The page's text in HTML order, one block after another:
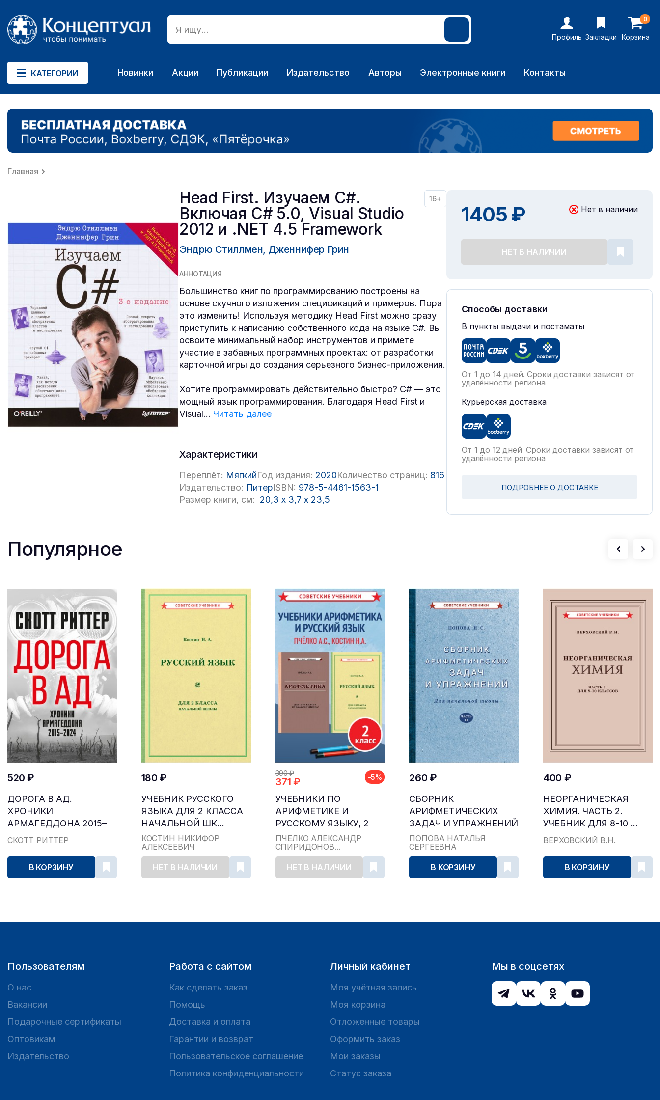
Профиль Закладки
0
Корзина
КАТЕГОРИИ Новинки Акции Публикации Издательство Авторы Электронные книги Контакты
Главная
Head First. Изучаем C#.
Включая C# 5.0, Visual Studio
2012 и .NET 4.5 Framework
16+
Эндрю Стиллмен, Дженнифер Грин
АННОТАЦИЯ
Большинство книг по программированию построены на
основе скучного изложения спецификаций и примеров. Пора
это изменить! Используя методику Head First можно сразу
приступить к написанию собственного кода на языке C#. Вы
освоите минимальный набор инструментов и примете
участие в забавных программных проектах: от разработки
карточной игры до создания серьезного бизнес-приложения.
Хотите программировать действительно быстро? C# — это
мощный язык программирования. Благодаря Head First и
Visual... Читать далее
Характеристики
Переплёт: МягкийГод издания: 2020Количество страниц: 816
Издательство: ПитерISBN: 978-5-4461-1563-1
Размер книги, см:
20,3 x 3,7 x 23,5
1405 ₽ Нет в наличии
НЕТ В НАЛИЧИИ
Способы доставки
В пункты выдачи и постаматы
От 1 до 14 дней. Сроки доставки зависят от
удалённости региона
Курьерская доставка
От 1 до 12 дней. Сроки доставки зависят от
удалённости региона
ПОДРОБНЕЕ О ДОСТАВКЕ
Популярное
520 ₽
ДОРОГА В АД.
ХРОНИКИ
АРМАГЕДДОНА 2015–
2024
СКОТТ РИТТЕР
В КОРЗИНУ
180 ₽
УЧЕБНИК РУССКОГО
ЯЗЫКА ДЛЯ 2 КЛАССА
НАЧАЛЬНОЙ ШК...
КОСТИН НИКИФОР
АЛЕКСЕЕВИЧ
НЕТ В НАЛИЧИИ
390 ₽
371 ₽ -5%
УЧЕБНИКИ ПО
АРИФМЕТИКЕ И
РУССКОМУ ЯЗЫКУ, 2
КЛАСС...
ПЧЁЛКО АЛЕКСАНДР
СПИРИДОНОВ...
НЕТ В НАЛИЧИИ
260 ₽
СБОРНИК
АРИФМЕТИЧЕСКИХ
ЗАДАЧ И УПРАЖНЕНИЙ
ДЛЯ НА...
ПОПОВА НАТАЛЬЯ
СЕРГЕЕВНА
В КОРЗИНУ
400 ₽
НЕОРГАНИЧЕСКАЯ
ХИМИЯ. ЧАСТЬ 2.
УЧЕБНИК ДЛЯ 8-10 ...
ВЕРХОВСКИЙ В.Н.
В КОРЗИНУ
Пользователям
О нас
Вакансии
Подарочные сертификаты
Оптовикам
Издательство
Работа с сайтом
Как сделать заказ
Помощь
Доставка и оплата
Гарантии и возврат
Пользовательское соглашение
Политика конфиденциальности
Личный кабинет
Моя учётная запись
Моя корзина
Отложенные товары
Оформить заказ
Мои заказы
Статус заказа
Мы в соцсетях